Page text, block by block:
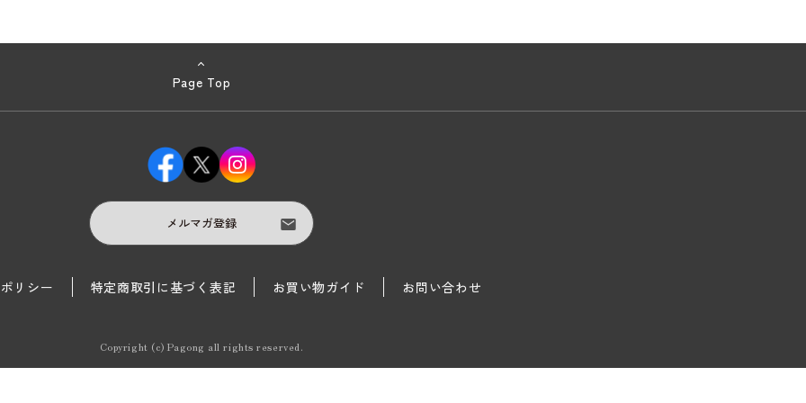
Page Top
メルマガ登録
リシー 特定商取引に基づく表記 お買い物ガイド お問い合わせ
Copyright (c) Pagong all rights reserved.